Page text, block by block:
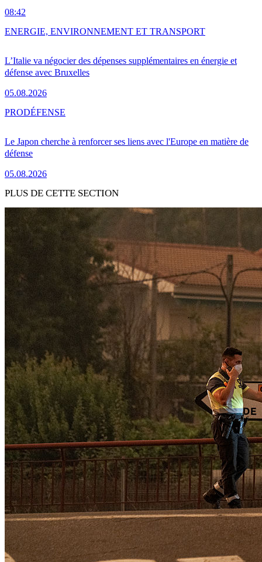
08:42
L’Italie va négocier des dépenses supplémentaires en énergie et
défense avec Bruxelles
05.08.2026
ENERGIE, ENVIRONNEMENT ET TRANSPORT
Le Japon cherche à renforcer ses liens avec l'Europe en matière de
défense
05.08.2026
PRODÉFENSE
PLUS DE CETTE SECTION